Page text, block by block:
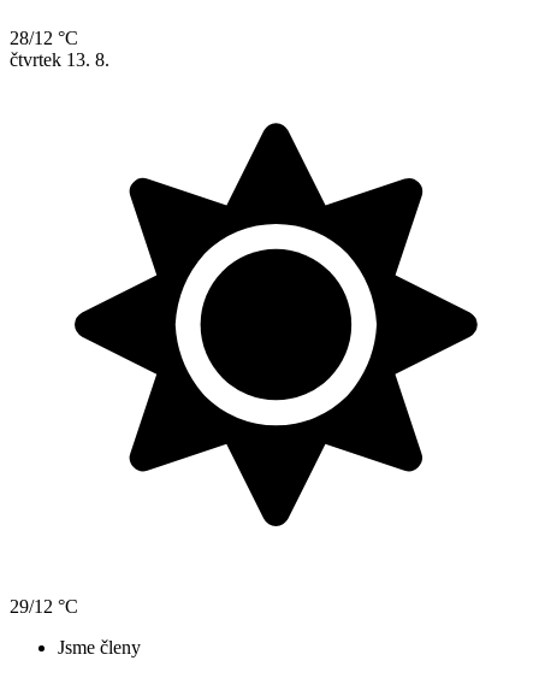
28/12 °C
čtvrtek 13. 8.
29/12 °C
Jsme členy